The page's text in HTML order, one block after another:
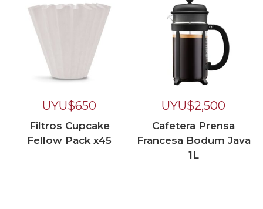
UYU$650
Filtros Cupcake
Fellow Pack x45
UYU$2,500
Cafetera Prensa
Francesa Bodum Java
1L